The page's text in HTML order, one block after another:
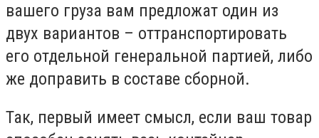
вашего груза вам предложат один из
двух вариантов – оттранспортировать
его отдельной генеральной партией, либо
же доправить в составе сборной.
Так, первый имеет смысл, если ваш товар